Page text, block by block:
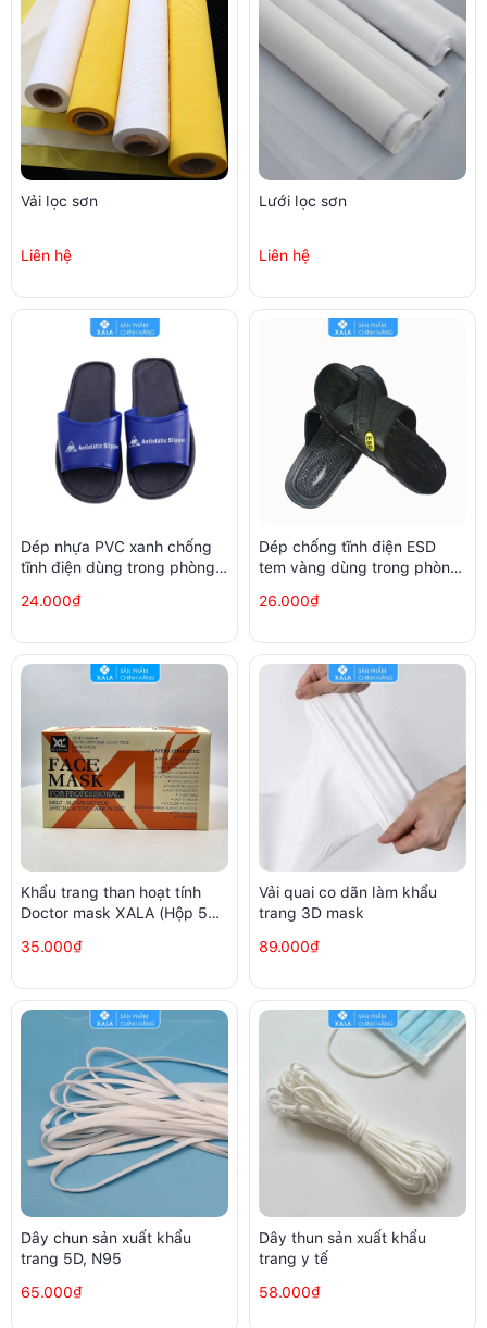
Vải lọc sơn
Liên hệ
Lưới lọc sơn
Liên hệ
Dép nhựa PVC xanh chống
tĩnh điện dùng trong phòng
24.000₫
Dép chống tĩnh điện ESD
tem vàng dùng trong phòng
26.000₫
Khẩu trang than hoạt tính
Doctor mask XALA (Hộp 50
35.000₫
Vải quai co dãn làm khẩu
trang 3D mask
89.000₫
Dây chun sản xuất khẩu
trang 5D, N95
65.000₫
Dây thun sản xuất khẩu
trang y tế
58.000₫